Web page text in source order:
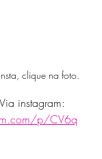
clique na foto.
instagram:
p/CV6q